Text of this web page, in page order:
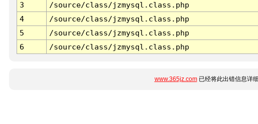
3
/source/class/jzmysql.class.php
4
/source/class/jzmysql.class.php
5
/source/class/jzmysql.class.php
6
/source/class/jzmysql.class.php
www.365jz.com已经将此出错信息详